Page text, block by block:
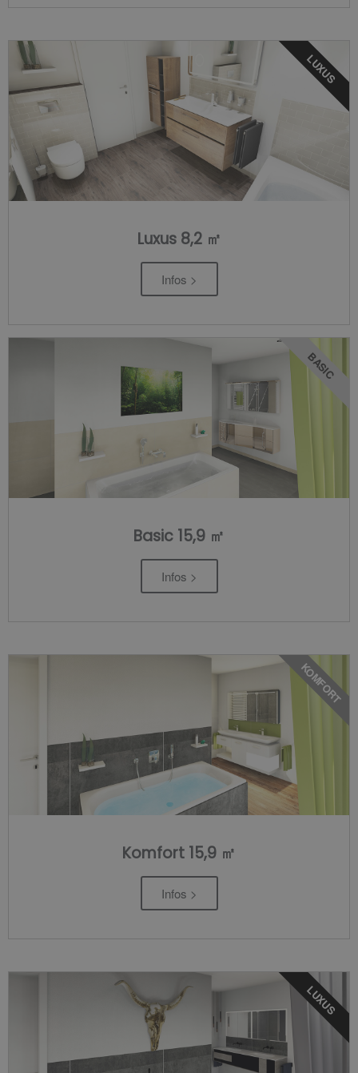
Luxus 8,2 ㎡
Infos >
LUXUS
Basic 15,9 ㎡
Infos >
BASIC
Komfort 15,9 ㎡
Infos >
KOMFORT
LUXUS